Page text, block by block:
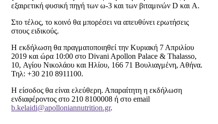
εξαιρετική φυσική πηγή των ω-3 και των βιταμινών D και A.
Στο τέλος, το κοινό θα μπορέσει να απευθύνει ερωτήσεις
στους ειδικούς.
Η εκδήλωση θα πραγματοποιηθεί την Κυριακή 7 Απριλίου
2019 και ώρα 10:00 στο Divani Apollon Palace & Thalasso,
10, Αγίου Νικολάου και Ηλίου, 166 71 Βουλιαγμένη, Αθήνα.
Τηλ: +30 210 8911100.
Η είσοδος θα είναι ελεύθερη. Απαραίτητη η εκδήλωση
ενδιαφέροντος στο 210 8100008 ή στο email
b.kelaidi@apolloniannutrition.gr.